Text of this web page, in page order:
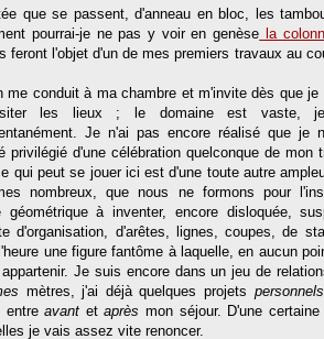
que se passent, d'anneau en bloc, les
pourrai-je ne pas y voir en genèse la
feront l'objet d'un de mes premiers travaux au
me conduit à ma chambre et m'invite dès que je
les lieux ; le domaine est vaste, je
Je n'ai pas encore réalisé que je
privilégié d'une célébration quelconque de mon
qui peut se jouer ici est d'une toute autre
nombreux, que nous ne formons pour
géométrique à inventer, encore disloquée,
d'organisation, d'arêtes, lignes, coupes, de
une figure fantôme à laquelle, en aucun
Je suis encore dans un jeu de
mètres, j'ai déjà quelques projets personnels
entreavant etaprès mon séjour. D'une
je vais assez vite renoncer.